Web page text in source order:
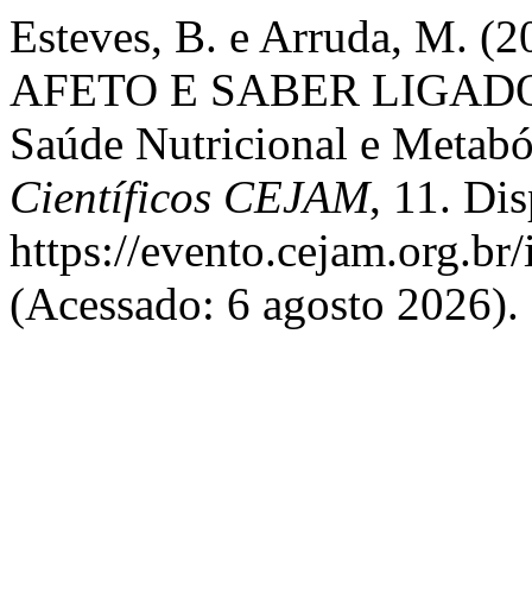
Esteves, B. e Arruda, M.
AFETO E SABER
Saúde Nutricional e
Científicos CEJAM, 11.
https://
(Acessado: 6 agosto 2026).